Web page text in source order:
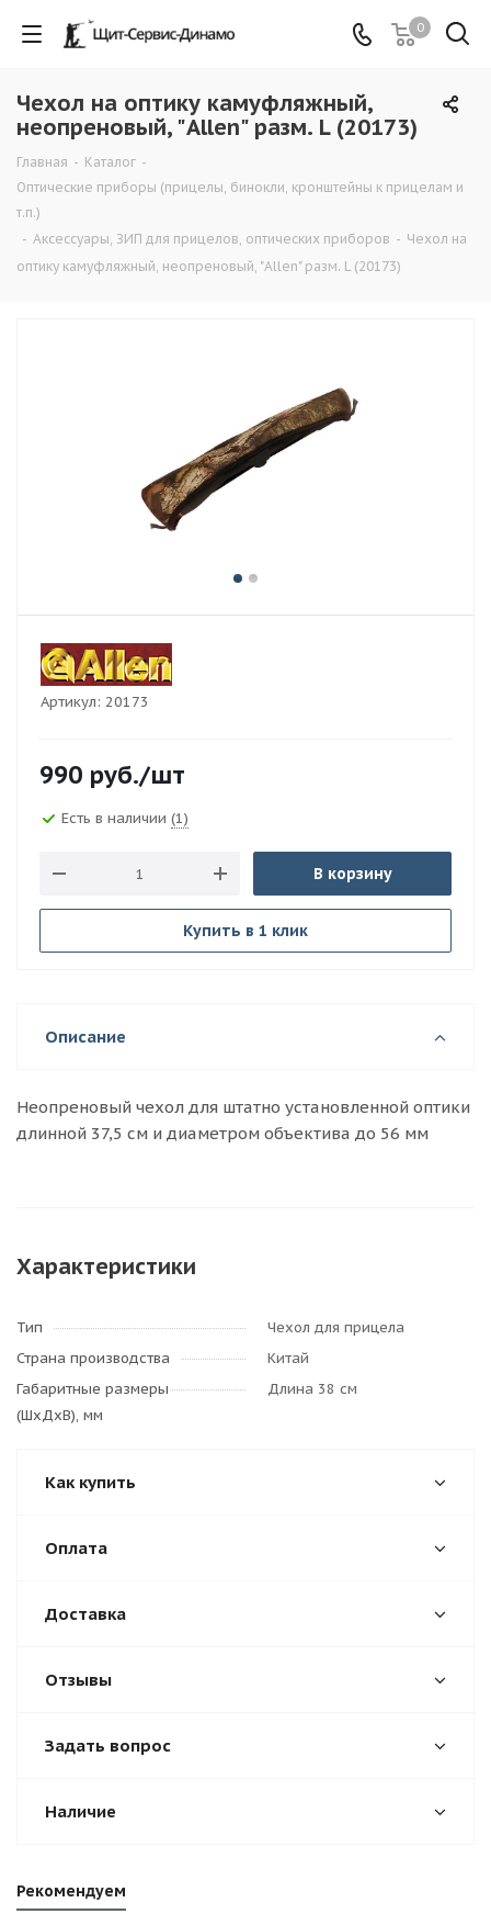
0
Чехол на оптику камуфляжный,
неопреновый, "Allen" разм. L (20173)
Главная - Каталог -
Оптические приборы (прицелы, бинокли, кронштейны к прицелам и
т.п.)
- Аксессуары, ЗИП для прицелов, оптических приборов - Чехол на
оптику камуфляжный, неопреновый, "Allen" разм. L (20173)
Артикул: 20173
990 руб./шт
Есть в наличии (1)
В корзину
Купить в 1 клик
Описание
Неопреновый чехол для штатно установленной оптики
длинной 37,5 см и диаметром объектива до 56 мм
Характеристики
Тип
Чехол для прицела
Страна производства
Китай
Габаритные размеры
(ШхДхВ), мм
Длина 38 см
Как купить
Оплата
Доставка
Отзывы
Задать вопрос
Наличие
Рекомендуем